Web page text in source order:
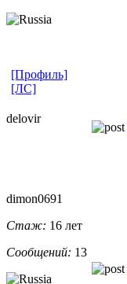
[Профиль]
[ЛС]
delovir
dimon0691
Стаж: 16 лет
Сообщений: 13